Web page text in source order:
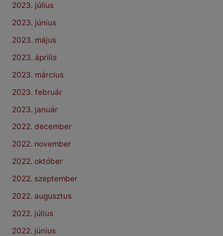
2023. július
2023. június
2023. május
2023. április
2023. március
2023. február
2023. január
2022. december
2022. november
2022. október
2022. szeptember
2022. augusztus
2022. július
2022. június